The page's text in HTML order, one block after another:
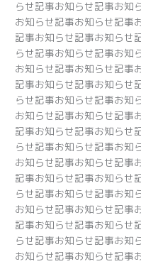
らせ記事お知らせ記事お知
お知らせ記事お知らせ記事
記事お知らせ記事お知らせ
らせ記事お知らせ記事お知
お知らせ記事お知らせ記事
記事お知らせ記事お知らせ
らせ記事お知らせ記事お知
お知らせ記事お知らせ記事
記事お知らせ記事お知らせ
らせ記事お知らせ記事お知
お知らせ記事お知らせ記事
記事お知らせ記事お知らせ
らせ記事お知らせ記事お知
お知らせ記事お知らせ記事
記事お知らせ記事お知らせ
らせ記事お知らせ記事お知
お知らせ記事お知らせ記事